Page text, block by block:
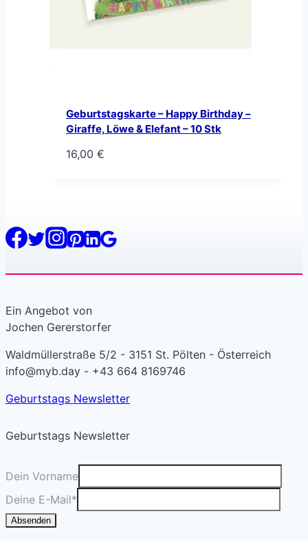
Geburtstagskarte – Happy Birthday –
Giraffe, Löwe & Elefant – 10 Stk
16,00 €
Ein Angebot von
Jochen Gererstorfer
Waldmüllerstraße 5/2 - 3151 St. Pölten - Österreich
info@myb.day - +43 664 8169746
Geburtstags Newsletter
Geburtstags Newsletter
Dein Vorname
Deine E-Mail*
Absenden